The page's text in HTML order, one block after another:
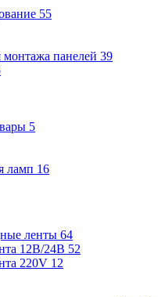
55
панелей 39
5
ламп 16
ленты 64
12В/24В 52
220V 12